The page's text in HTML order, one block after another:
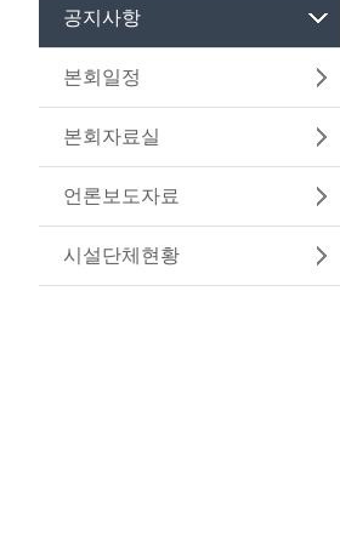
공지사항
본회일정
본회자료실
언론보도자료
시설단체현황